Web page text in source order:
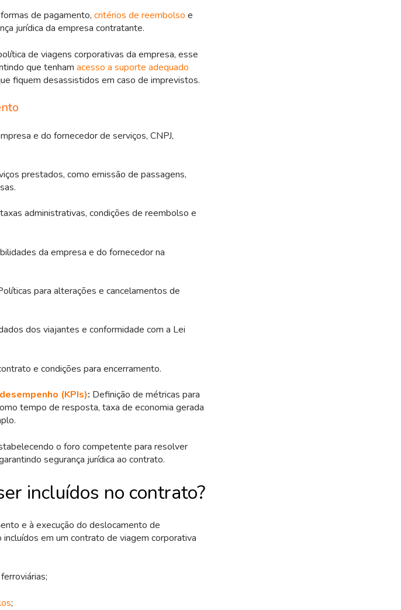
de pagamento, critérios de reembolso e
jurídica da empresa contratante.
de viagens corporativas da empresa, esse
que tenham acesso a suporte adequado
fiquem desassistidos em caso de imprevistos.
e do fornecedor de serviços, CNPJ,
prestados, como emissão de passagens,
administrativas, condições de reembolso e
da empresa e do fornecedor na
para alterações e cancelamentos de
dos viajantes e conformidade com a Lei
e condições para encerramento.
(KPIs): Definição de métricas para
tempo de resposta, taxa de economia gerada
o foro competente para resolver
segurança jurídica ao contrato.
incluídos no contrato?
e à execução do deslocamento de
em um contrato de viagem corporativa
;